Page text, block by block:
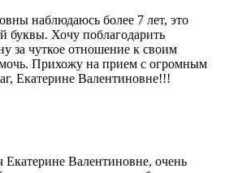
наблюдаюсь более 7 лет, это
буквы. Хочу поблагодарить
за чуткое отношение к своим
Прихожу на прием с огромным
Екатерине Валентиновне!!!
Валентиновне, очень